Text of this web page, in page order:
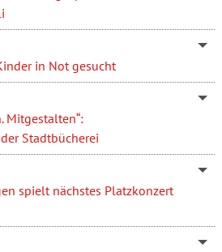
in Not gesucht
Mitgestalten“:
Stadtbücherei
spielt nächstes Platzkonzert